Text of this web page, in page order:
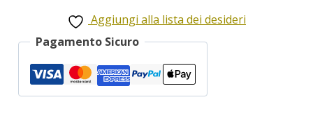
quantità Aggiungi alla lista dei desideri
Pagamento Sicuro